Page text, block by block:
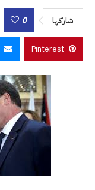
شاركها 0
Pinterest